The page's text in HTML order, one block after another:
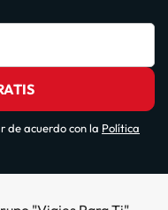
de acuerdo con la Política